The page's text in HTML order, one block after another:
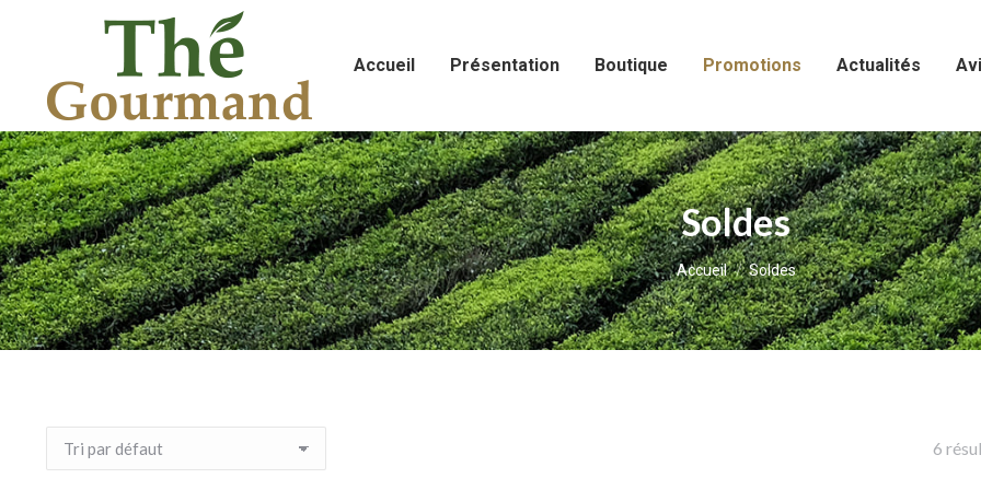
Accueil Présentation Boutique Promotions Actualités
Soldes
Vous êtes ici :
Accueil Soldes
6